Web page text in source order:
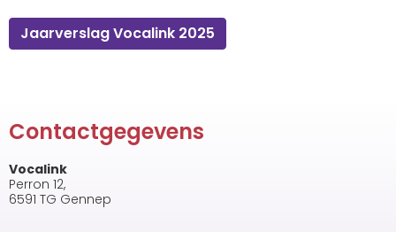
Jaarverslag Vocalink 2025
Contactgegevens
Vocalink
Perron 12,
6591 TG Gennep